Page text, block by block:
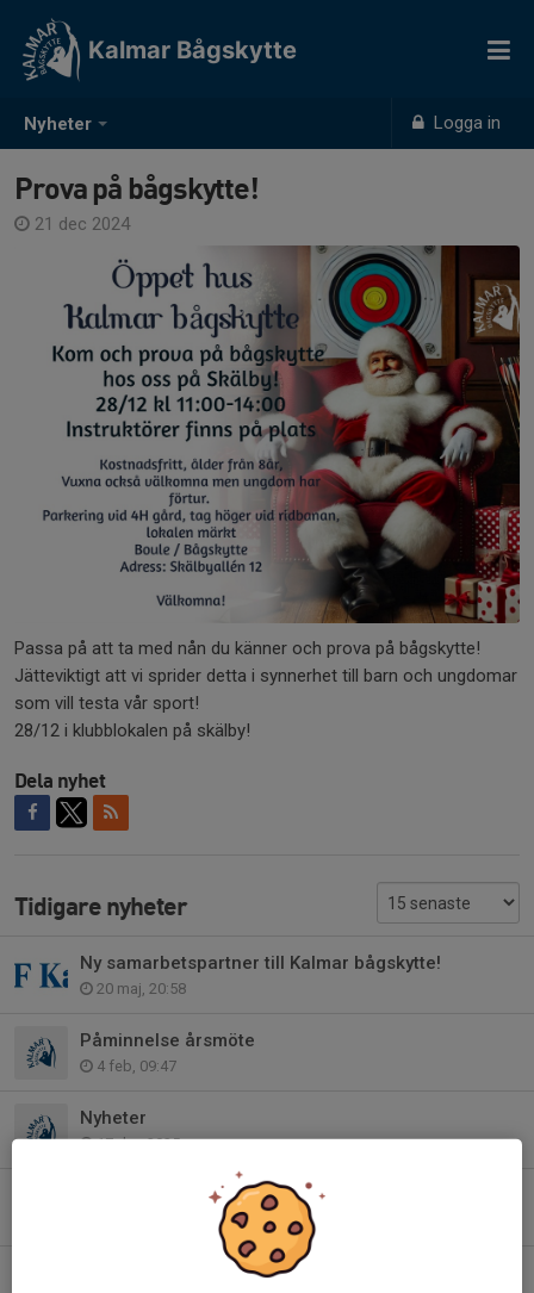
Nyheter Logga in
Kalmar Bågskytte
Prova på bågskytte!
21 dec 2024
Passa på att ta med nån du känner och prova på bågskytte!
Jätteviktigt att vi sprider detta i synnerhet till barn och ungdomar
som vill testa vår sport!
28/12 i klubblokalen på skälby!
Dela nyhet
Tidigare nyheter
Ny samarbetspartner till Kalmar bågskytte!
20 maj, 20:58
Påminnelse årsmöte
4 feb, 09:47
Nyheter
17 dec 2025
Medlemsavgifter 2025
Årsmöte Torsdag 27/2 2025